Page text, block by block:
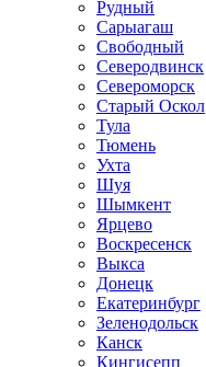
Рудный
Сарыагаш
Свободный
Северодвинск
Североморск
Старый Оскол
Тула
Тюмень
Ухта
Шуя
Шымкент
Ярцево
Воскресенск
Выкса
Донецк
Екатеринбург
Зеленодольск
Канск
Кингисепп